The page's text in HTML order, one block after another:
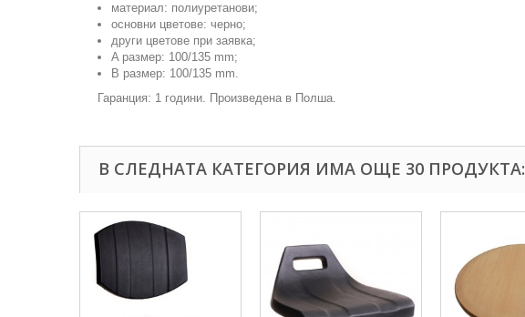
материал: полиуретанови;
основни цветове: черно;
други цветове при заявка;
A размер: 100/135 mm;
B размер: 100/135 mm.
Гаранция: 1 години. Произведена в Полша.
В СЛЕДНАТА КАТЕГОРИЯ ИМА ОЩЕ 30 ПРОДУКТА: